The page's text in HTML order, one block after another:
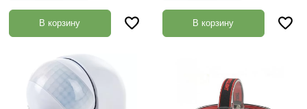
В корзину В корзину